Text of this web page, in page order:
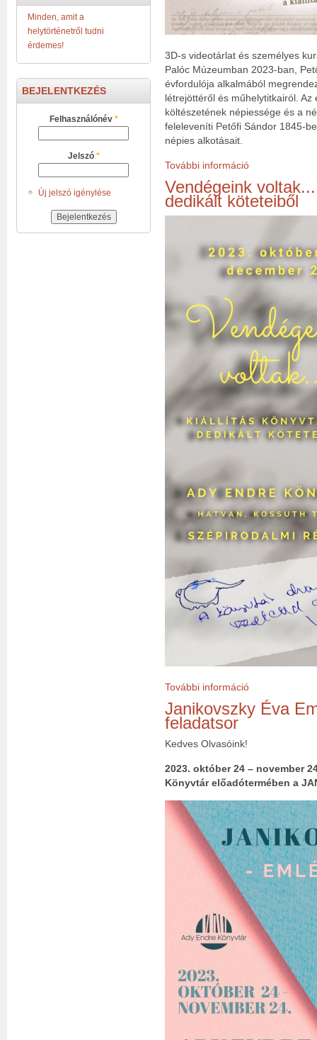
3D-s videotárlat és személyes
Palóc Múzeumban 2023-ban,
évfordulója alkalmából
létrejöttéről és műhelytitkairól.
költészetének népiessége és a
feleleveníti Petőfi Sándor 1845-
népies alkotásait.
További információ
Vendégeink
dedikált köteteiből
További információ
Janikovszky Éva
feladatsor
Kedves Olvasóink!
2023. október 24 – november
Könyvtár előadótermében a
Minden, amit a
helytörténetről tudni
érdemes!
BEJELENTKEZÉS
Felhasználónév *
Jelszó *
Új jelszó igénylése